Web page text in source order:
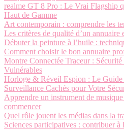
realme GT 8 Pro : Le Vrai Flagship
Haut de Gamme
Art contemporain : comprendre les
Les critères de qualité d’un annuaire
Débuter la peinture à l’huile :
Comment choisir le bon annuaire
Montre Connectée Traceur :
Vulnérables
Horloge & Réveil Espion : Le
Surveillance Cachés pour Votre
Apprendre un instrument de
commencer
Quel rôle jouent les médias dans la
Sciences participatives : contribuer à